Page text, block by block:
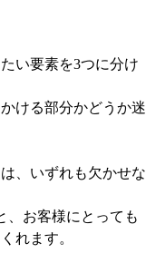
い要素を3つに分け
ける部分かどうか迷
、いずれも欠かせな
、お客様にとっても
れます。